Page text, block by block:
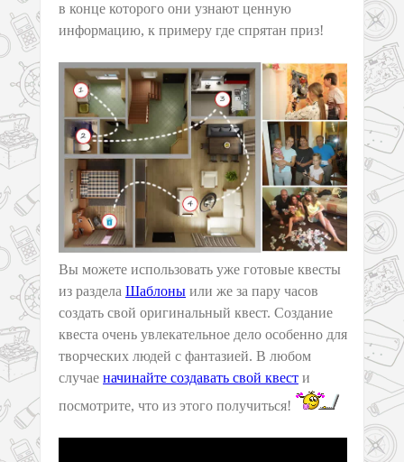
в конце которого они узнают ценную
информацию, к примеру где спрятан приз!
Вы можете использовать уже готовые квесты
из раздела Шаблоны или же за пару часов
создать свой оригинальный квест. Создание
квеста очень увлекательное дело особенно для
творческих людей с фантазией. В любом
случае начинайте создавать свой квест и
посмотрите, что из этого получиться!